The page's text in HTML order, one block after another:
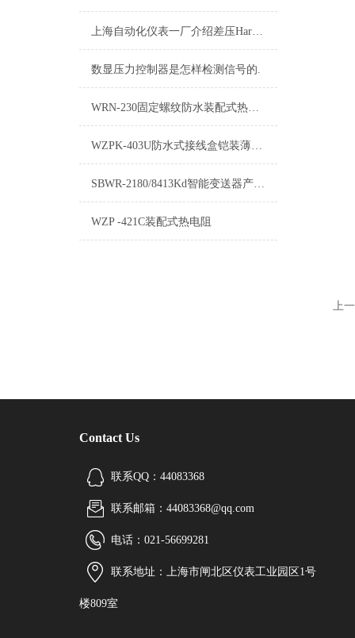
上海自动化仪表一厂介绍差压Hart变送器的加工技术
数显压力控制器是怎样检测信号的.
WRN-230固定螺纹防水装配式热电偶技术特点
WZPK-403U防水式接线盒铠装薄膜铂电阻
SBWR-2180/8413Kd智能变送器产品说明书
WZP -421C装配式热电阻
上
Contact Us
联系QQ：44083368
联系邮箱：44083368@qq.com
电话：021-56699281
联系地址：上海市闸北区仪表工业园区1号
楼809室